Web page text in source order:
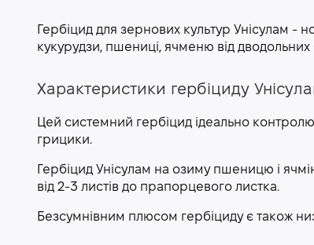
Гербіцид для зернових культур Унісулам -
кукурудзи, пшениці, ячменю від дводольних
Характеристики гербіциду
Цей системний гербіцид ідеально
грицики.
Гербіцид Унісулам на озиму пшеницю і
від 2-3 листів до прапорцевого листка.
Безсумнівним плюсом гербіциду є також